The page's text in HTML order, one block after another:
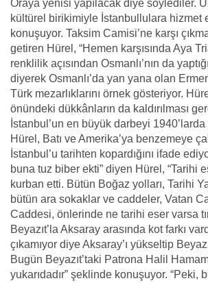
Oraya yenisi yapılacak diye söylediler.
kültürel birikimiyle İstanbullulara hizmet
konuşuyor. Taksim Camisi’ne karşı
getiren Hürel, “Hemen karşısında Aya
renklilik açısından Osmanlı’nın da
diyerek Osmanlı’da yan yana olan
Türk mezarlıklarını örnek gösteriyor.
önündeki dükkânların da kaldırılması
İstanbul’un en büyük darbeyi
Hürel, Batı ve Amerika’ya benzemeye
İstanbul’u tarihten kopardığını ifade
buna tuz biber ekti” diyen Hürel, “Tarihi
kurban etti. Bütün Boğaz yolları, Tarihi
bütün ara sokaklar ve caddeler, Vatan
Caddesi, önlerinde ne tarihi eser varsa
Beyazıt’la Aksaray arasında kot farkı
çıkamıyor diye Aksaray’ı yükseltip
Bugün Beyazıt’taki Patrona Halil
yukarıdadır” şeklinde konuşuyor. “Peki,